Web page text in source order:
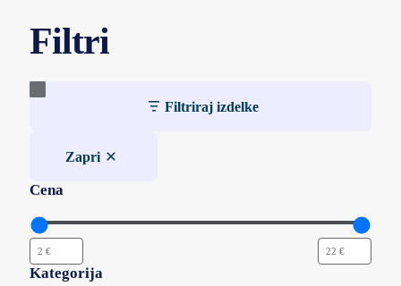
Filtri
Filtriraj izdelke
Zapri
Cena
Kategorija